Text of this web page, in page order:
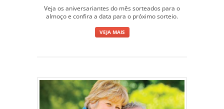
Veja os aniversariantes do mês sorteados para o
almoço e confira a data para o próximo sorteio.
VEJA MAIS